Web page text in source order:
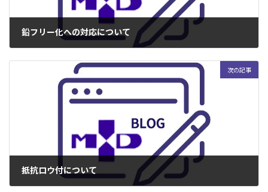
鉛フリー化への対応について
次の記事
抵抗ロウ付について